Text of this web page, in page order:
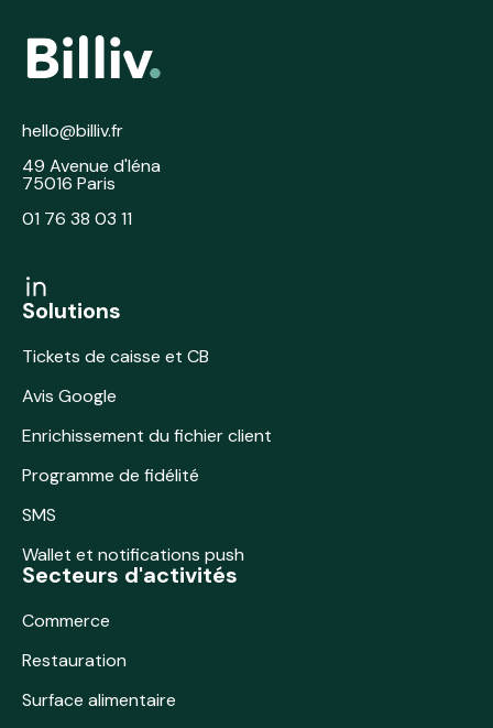
hello@billiv.fr
49 Avenue d'Iéna
75016 Paris
01 76 38 03 11
Solutions
Tickets de caisse et CB
Avis Google
Enrichissement du fichier client
Programme de fidélité
SMS
Wallet et notifications push
Secteurs d'activités
Commerce
Restauration
Surface alimentaire